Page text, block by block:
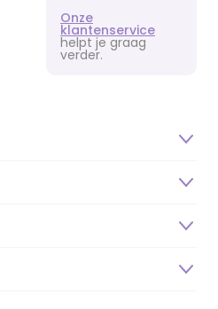
Onze
klantenservice
helpt je graag
verder.